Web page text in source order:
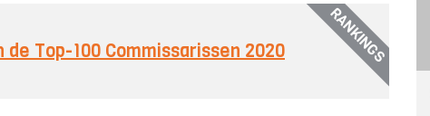
RANKINGS
de Top-100 Commissarissen 2020